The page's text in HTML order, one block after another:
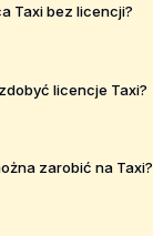
Taxi bez licencji?
licencje Taxi?
zarobić na Taxi?